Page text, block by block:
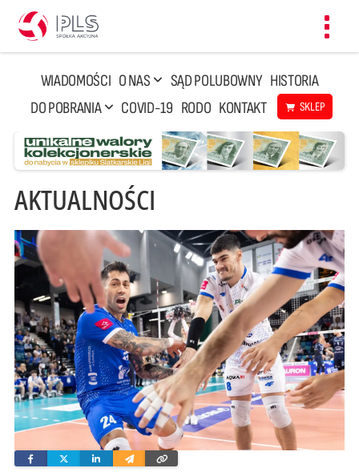
WIADOMOŚCI O NAS SĄD POLUBOWNY HISTORIA
DO POBRANIA
COVID-19 RODO KONTAKT SKLEP
AKTUALNOŚCI
FacebookTwitterLinkedinWyślij
e-
Skopiuj
link